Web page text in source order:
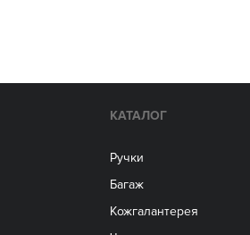
КАТАЛОГ
Ручки
Багаж
Кожгалантерея